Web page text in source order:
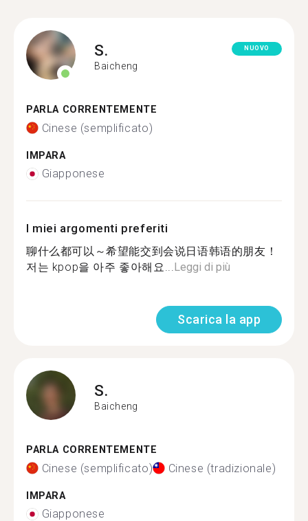
S.
Baicheng
NUOVO
PARLA CORRENTEMENTE
Cinese (semplificato)
IMPARA
Giapponese
I miei argomenti preferiti
聊什么都可以～希望能交到会说日语韩语的朋友！
저는 kpop을 아주 좋아해요...Leggi di più
Scarica la app
S.
Baicheng
PARLA CORRENTEMENTE
Cinese (semplificato) Cinese (tradizionale)
IMPARA
Giapponese